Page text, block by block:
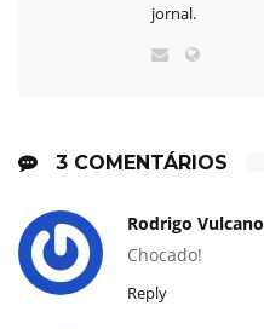
jornal.
3 COMENTÁRIOS
Rodrigo Vulcano
Chocado!
Reply